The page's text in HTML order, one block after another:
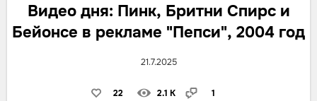
Видео дня: Пинк, Бритни Спирс и
Бейонсе в рекламе "Пепси", 2004 год
21.7.2025
22 2.1 K 1